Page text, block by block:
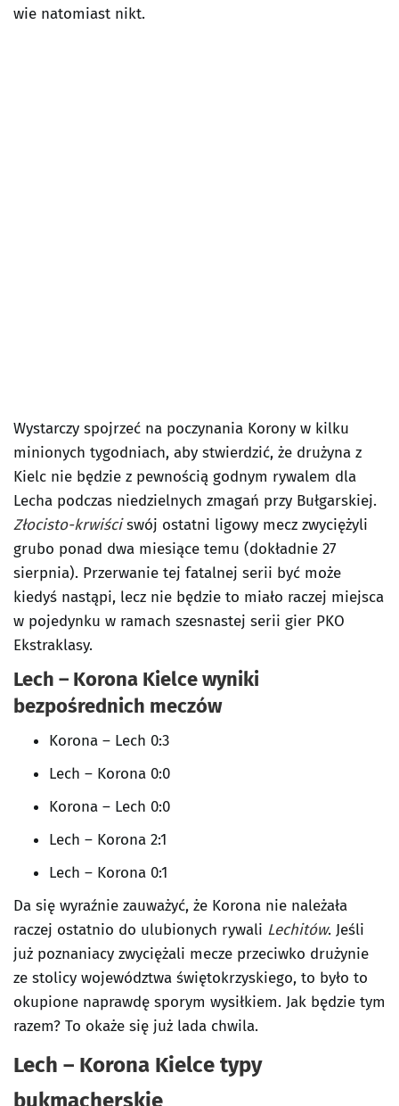
wie natomiast nikt.
Wystarczy spojrzeć na poczynania Korony w kilku
minionych tygodniach, aby stwierdzić, że drużyna z
Kielc nie będzie z pewnością godnym rywalem dla
Lecha podczas niedzielnych zmagań przy Bułgarskiej.
Złocisto-krwiściswój ostatni ligowy mecz zwyciężyli
grubo ponad dwa miesiące temu (dokładnie 27
sierpnia). Przerwanie tej fatalnej serii być może
kiedyś nastąpi, lecz nie będzie to miało raczej miejsca
w pojedynku w ramach szesnastej serii gier PKO
Ekstraklasy.
Lech – Korona Kielce wyniki
bezpośrednich meczów
Korona – Lech 0:3
Lech – Korona 0:0
Korona – Lech 0:0
Lech – Korona 2:1
Lech – Korona 0:1
Da się wyraźnie zauważyć, że Korona nie należała
raczej ostatnio do ulubionych rywali Lechitów. Jeśli
już poznaniacy zwyciężali mecze przeciwko drużynie
ze stolicy województwa świętokrzyskiego, to było to
okupione naprawdę sporym wysiłkiem. Jak będzie tym
razem? To okaże się już lada chwila.
Lech – Korona Kielce typy
bukmacherskie